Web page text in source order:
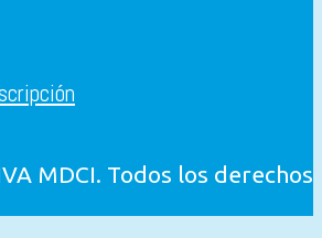
MDCI. Todos los derechos